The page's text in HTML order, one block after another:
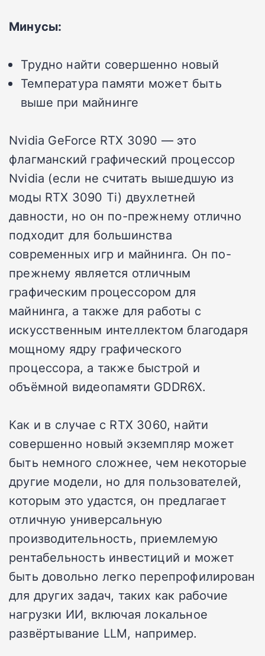
Минусы:
Трудно найти совершенно новый
Температура памяти может быть
выше при майнинге
Nvidia GeForce RTX 3090 — это
флагманский графический процессор
Nvidia (если не считать вышедшую из
моды RTX 3090 Ti) двухлетней
давности, но он по-прежнему отлично
подходит для большинства
современных игр и майнинга. Он по-
прежнему является отличным
графическим процессором для
майнинга, а также для работы с
искусственным интеллектом благодаря
мощному ядру графического
процессора, а также быстрой и
объёмной видеопамяти GDDR6X.
Как и в случае с RTX 3060, найти
совершенно новый экземпляр может
быть немного сложнее, чем некоторые
другие модели, но для пользователей,
которым это удастся, он предлагает
отличную универсальную
производительность, приемлемую
рентабельность инвестиций и может
быть довольно легко перепрофилирован
для других задач, таких как рабочие
нагрузки ИИ, включая локальное
развёртывание LLM, например.